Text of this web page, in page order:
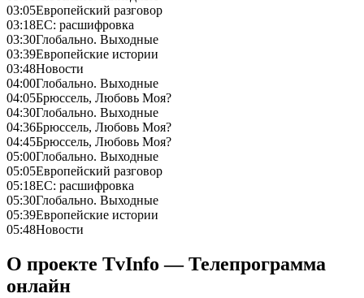
03:05Европейский разговор
03:18ЕС: расшифровка
03:30Глобально. Выходные
03:39Европейские истории
03:48Новости
04:00Глобально. Выходные
04:05Брюссель, Любовь Моя?
04:30Глобально. Выходные
04:36Брюссель, Любовь Моя?
04:45Брюссель, Любовь Моя?
05:00Глобально. Выходные
05:05Европейский разговор
05:18ЕС: расшифровка
05:30Глобально. Выходные
05:39Европейские истории
05:48Новости
О проекте TvInfo — Телепрограмма
онлайн